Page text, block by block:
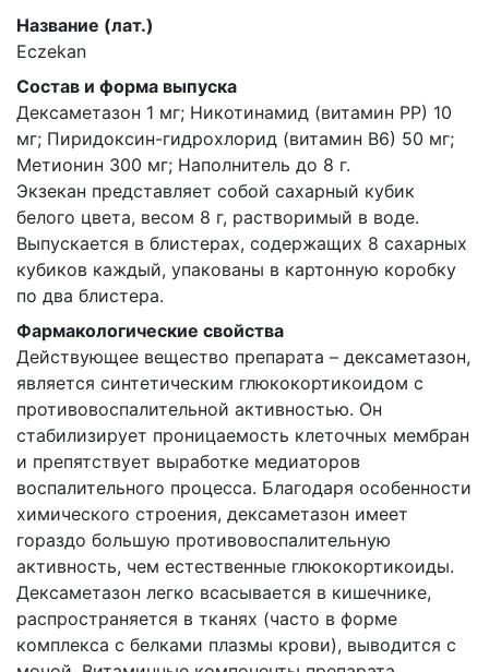
Название (лат.)
Eczekan
Состав и форма выпуска
Дексаметазон 1 мг; Никотинамид (витамин РР) 10
мг; Пиридоксин-гидрохлорид (витамин В6) 50 мг;
Метионин 300 мг; Наполнитель до 8 г.
Экзекан представляет собой сахарный кубик
белого цвета, весом 8 г, растворимый в воде.
Выпускается в блистерах, содержащих 8 сахарных
кубиков каждый, упакованы в картонную коробку
по два блистера.
Фармакологические свойства
Действующее вещество препарата – дексаметазон,
является синтетическим глюкокортикоидом с
противовоспалительной активностью. Он
стабилизирует проницаемость клеточных мембран
и препятствует выработке медиаторов
воспалительного процесса. Благодаря особенности
химического строения, дексаметазон имеет
гораздо большую противовоспалительную
активность, чем естественные глюкокортикоиды.
Дексаметазон легко всасывается в кишечнике,
распространяется в тканях (часто в форме
комплекса с белками плазмы крови), выводится с